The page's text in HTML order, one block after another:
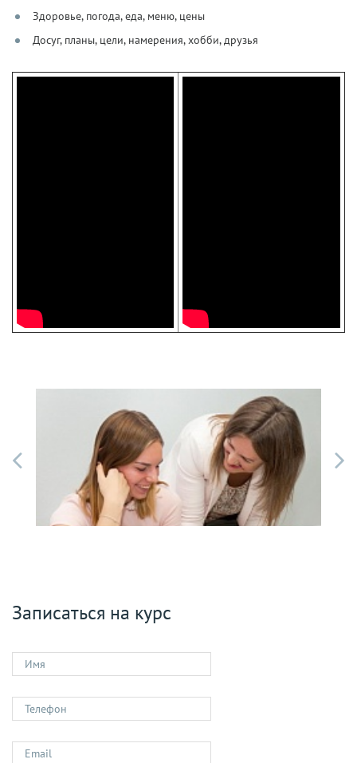
Здоровье, погода, еда, меню, цены
Досуг, планы, цели, намерения, хобби, друзья
Записаться на курс